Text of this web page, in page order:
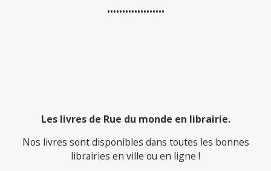
•••••••••••••••••••
Les livres de Rue du monde en librairie.
Nos livres sont disponibles dans toutes les bonnes
librairies en ville ou en ligne !